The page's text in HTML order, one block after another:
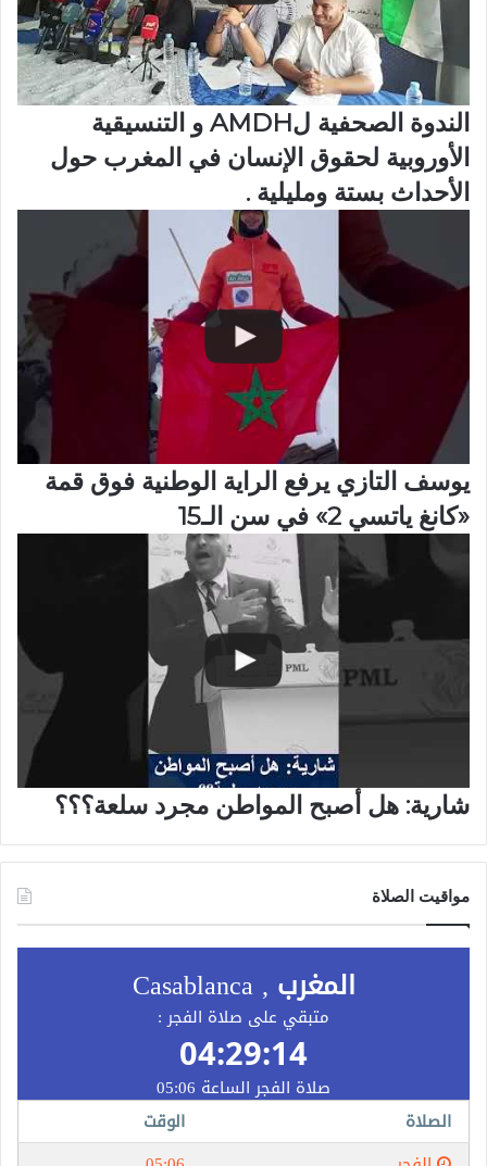
الندوة الصحفية لAMDH و التنسيقية
الأوروبية لحقوق الإنسان في المغرب حول
الأحداث بستة ومليلية .
يوسف التازي يرفع الراية الوطنية فوق قمة
«كانغ ياتسي 2» في سن الـ15
شارية: هل أصبح المواطن مجرد سلعة؟؟؟
مواقيت الصلاة